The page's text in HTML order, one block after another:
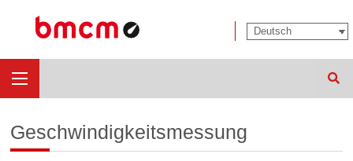
Geschwindigkeitsmessung